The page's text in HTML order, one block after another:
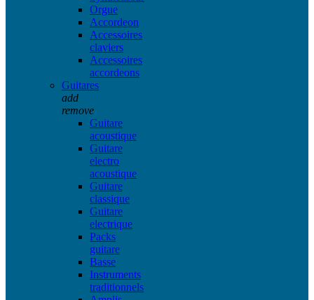
Orgue
Accordeon
Accessoires
claviers
Accessoires
accordeons
Guitares
add
remove
Guitare
acoustique
Guitare
electro
acoustique
Guitare
classique
Guitare
electrique
Packs
guitare
Basse
Instruments
traditionnels